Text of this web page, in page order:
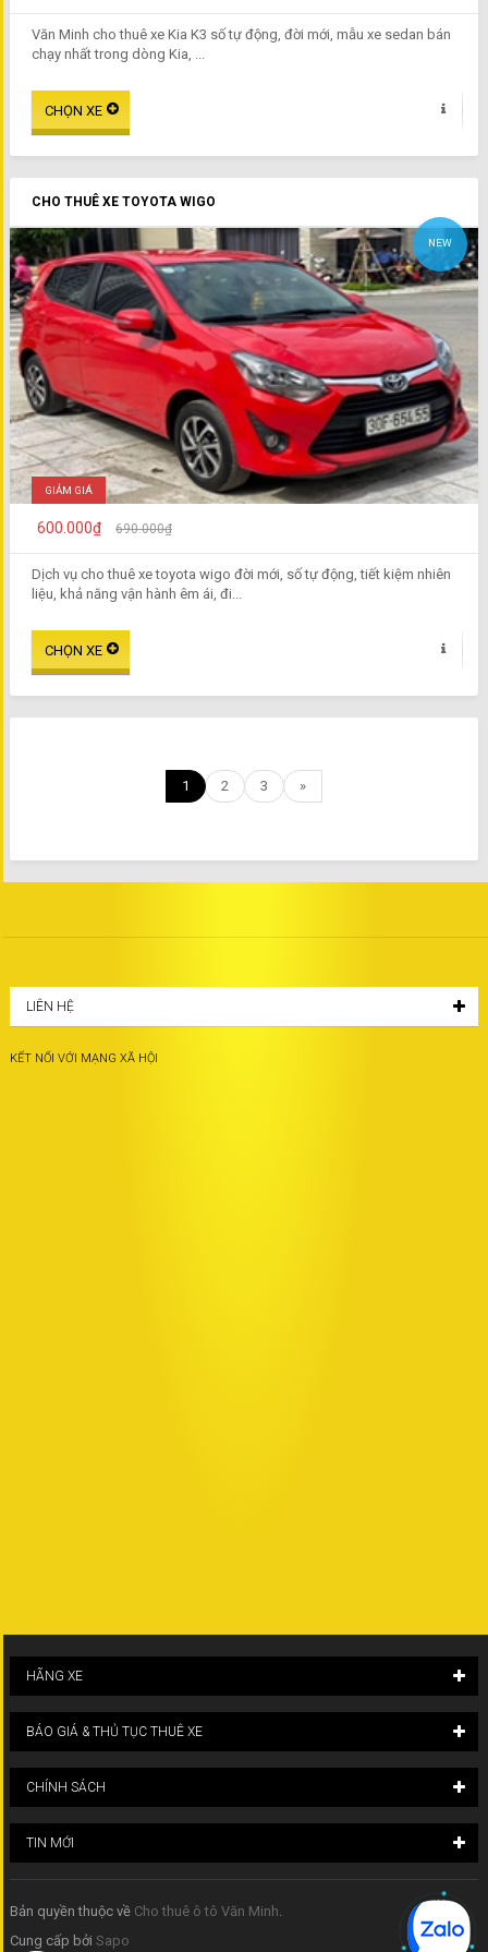
Văn Minh cho thuê xe Kia K3 số tự động, đời mới, mẫu xe sedan bán
chạy nhất trong dòng Kia, ...
CHO THUÊ XE TOYOTA WIGO
NEW
GIẢM GIÁ
600.000₫ 690.000₫
Dịch vụ cho thuê xe toyota wigo đời mới, số tự động, tiết kiệm nhiên
liệu, khả năng vận hành êm ái, đi...
1 2 3 »
LIÊN HỆ
KẾT NỐI VỚI MẠNG XÃ HỘI
HÃNG XE
BÁO GIÁ & THỦ TỤC THUÊ XE
CHÍNH SÁCH
TIN MỚI
Bản quyền thuộc về Cho thuê ô tô Văn Minh
Cung cấp bởi Sapo